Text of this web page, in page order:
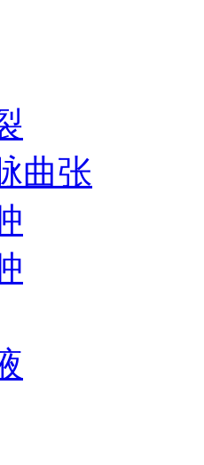
曲张